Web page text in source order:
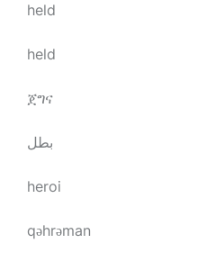
held
held
ጀግና
بطل
heroi
qəhrəman